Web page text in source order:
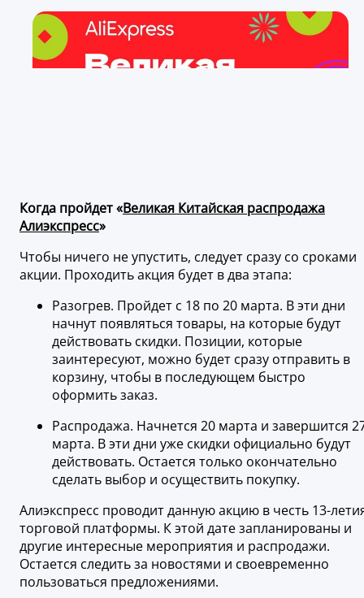
Когда пройдет «Великая Китайская распродажа
Алиэкспресс»
Чтобы ничего не упустить, следует сразу со сроками
акции. Проходить акция будет в два этапа:
Разогрев. Пройдет с 18 по 20 марта. В эти дни
начнут появляться товары, на которые будут
действовать скидки. Позиции, которые
заинтересуют, можно будет сразу отправить в
корзину, чтобы в последующем быстро
оформить заказ.
Распродажа. Начнется 20 марта и завершится
марта. В эти дни уже скидки официально будут
действовать. Остается только окончательно
сделать выбор и осуществить покупку.
Алиэкспресс проводит данную акцию в честь 13-
торговой платформы. К этой дате запланированы и
другие интересные мероприятия и распродажи.
Остается следить за новостями и своевременно
пользоваться предложениями.